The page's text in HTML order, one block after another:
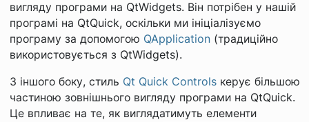
вигляду програми на QtWidgets. Він потрібен у нашій
програмі на QtQuick, оскільки ми ініціалізуємо
програму за допомогою QApplication(традиційно
використовується з QtWidgets).
З іншого боку, стиль Qt Quick Controlsкерує більшою
частиною зовнішнього вигляду програми на QtQuick.
Це впливає на те, як виглядатимуть елементи